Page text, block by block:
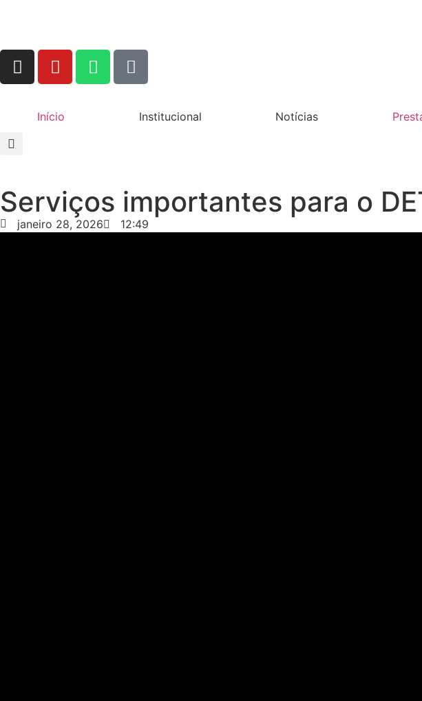
Início Institucional Notícias
Serviços importantes para o
janeiro 28, 2026 12:49